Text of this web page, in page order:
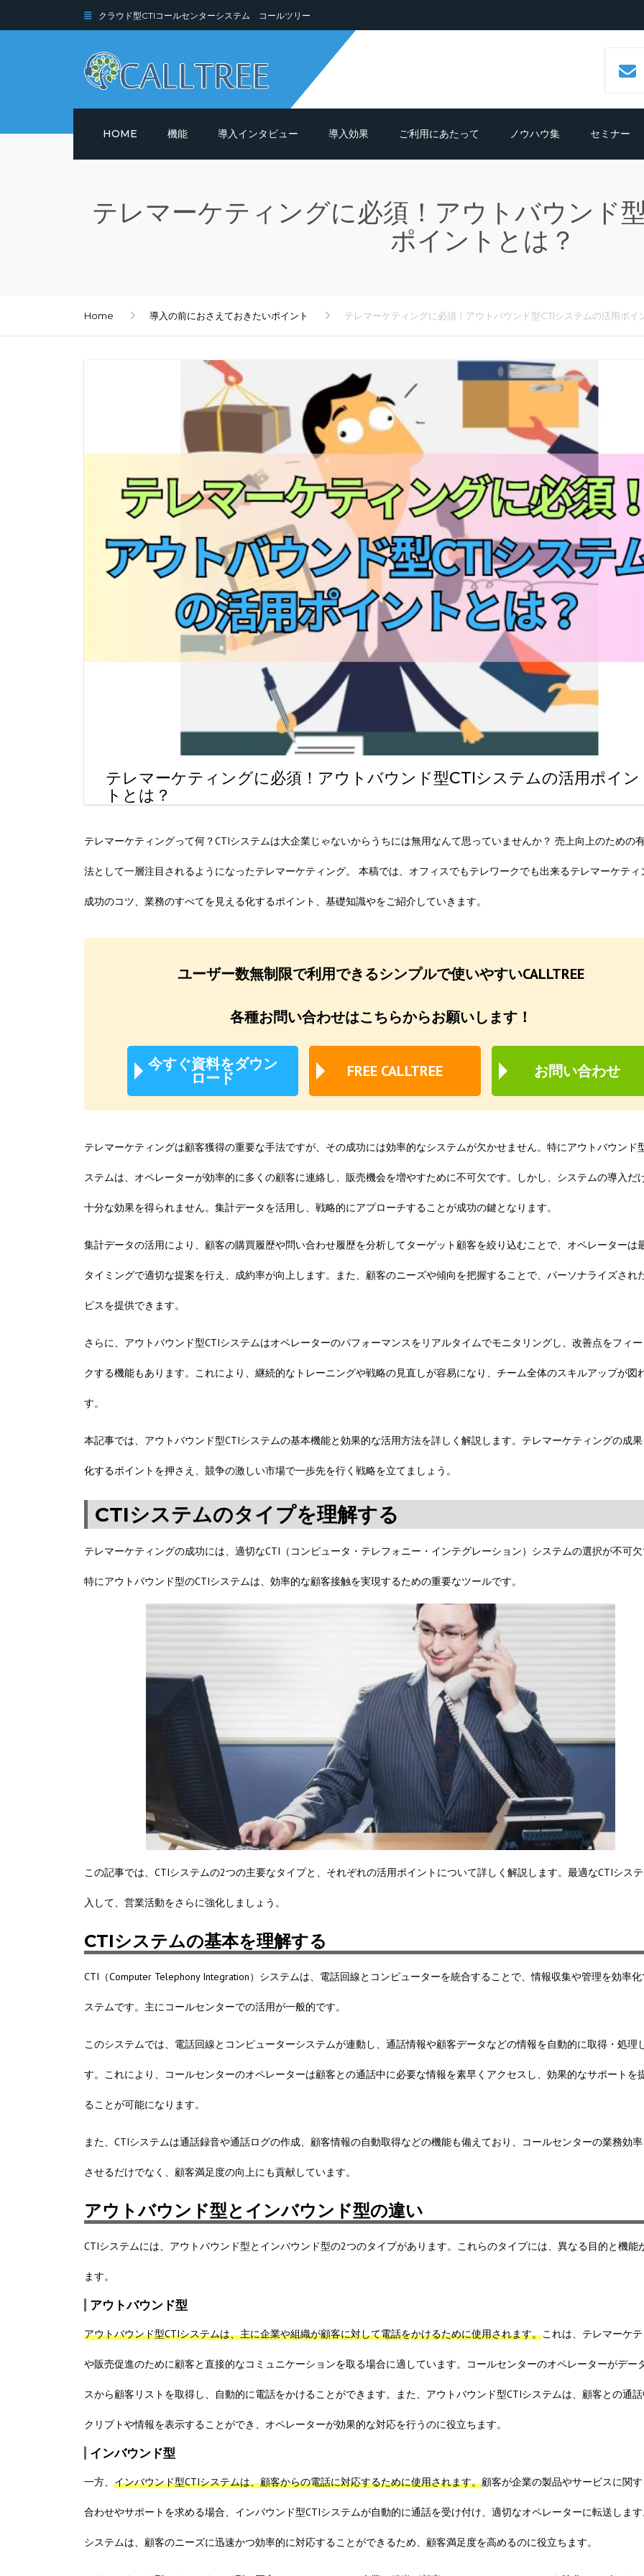
クラウド型CTIコールセンターシステム コールツリー
HOME 機能
セキュリティ
導入インタビュー 導入効果
導入効果シュミレーション
導入の前におさえておきたいポイン
ご利用にあたって
ご利用までの流れ
よくある質問
ノウハウ集
CTIシステムとは？導入メリット
紹介
細
メリットとデメリット
コールセンターの言葉遣いを総ざ
コールセンターのモニタリング機
を徹底解説！評価基準や成功する
法とは？
コールセンター業務の効率化の方
インサイドセールスツールのおす
め6種！
セミナー
テレマーケティングに必須！アウトバウンド
ポイントとは？
Home 導入の前におさえておきたいポイント テレマーケティングに必須！アウトバウンド型CTIシステムの活用ポイ
テレマーケティングに必須！アウトバウンド型CTIシステムの活用ポイン
トとは？
テレマーケティングって何？CTIシステムは大企業じゃないからうちには無用なんて思っていませんか？ 売上向上のための
法として一層注目されるようになったテレマーケティング。 本稿では、オフィスでもテレワークでも出来るテレマーケティ
成功のコツ、業務のすべてを見える化するポイント、基礎知識やをご紹介していきます。
ユーザー数無制限で利用できるシンプルで使いやすいCALLTREE
各種お問い合わせはこちらからお願いします！
今すぐ資料をダウン
ロード FREE CALLTREE お問い合わせ
テレマーケティングは顧客獲得の重要な手法ですが、その成功には効率的なシステムが欠かせません。特にアウトバウンド
ステムは、オペレーターが効率的に多くの顧客に連絡し、販売機会を増やすために不可欠です。しかし、システムの導入だ
十分な効果を得られません。集計データを活用し、戦略的にアプローチすることが成功の鍵となります。
集計データの活用により、顧客の購買履歴や問い合わせ履歴を分析してターゲット顧客を絞り込むことで、オペレーターは
タイミングで適切な提案を行え、成約率が向上します。また、顧客のニーズや傾向を把握することで、パーソナライズされ
ビスを提供できます。
さらに、アウトバウンド型CTIシステムはオペレーターのパフォーマンスをリアルタイムでモニタリングし、改善点をフィ
クする機能もあります。これにより、継続的なトレーニングや戦略の見直しが容易になり、チーム全体のスキルアップが図
す。
本記事では、アウトバウンド型CTIシステムの基本機能と効果的な活用方法を詳しく解説します。テレマーケティングの成
化するポイントを押さえ、競争の激しい市場で一歩先を行く戦略を立てましょう。
CTIシステムのタイプを理解する
テレマーケティングの成功には、適切なCTI（コンピュータ・テレフォニー・インテグレーション）システムの選択が不可
特にアウトバウンド型のCTIシステムは、効率的な顧客接触を実現するための重要なツールです。
この記事では、CTIシステムの2つの主要なタイプと、それぞれの活用ポイントについて詳しく解説します。最適なCTIシス
入して、営業活動をさらに強化しましょう。
CTIシステムの基本を理解する
CTI（Computer Telephony Integration）システムは、電話回線とコンピューターを統合することで、情報収集や管理を効率
ステムです。主にコールセンターでの活用が一般的です。
このシステムでは、電話回線とコンピューターシステムが連動し、通話情報や顧客データなどの情報を自動的に取得・処理
す。これにより、コールセンターのオペレーターは顧客との通話中に必要な情報を素早くアクセスし、効果的なサポートを
ることが可能になります。
また、CTIシステムは通話録音や通話ログの作成、顧客情報の自動取得などの機能も備えており、コールセンターの業務効
させるだけでなく、顧客満足度の向上にも貢献しています。
アウトバウンド型とインバウンド型の違い
CTIシステムには、アウトバウンド型とインバウンド型の2つのタイプがあります。これらのタイプには、異なる目的と機能
ます。
アウトバウンド型
アウトバウンド型CTIシステムは、主に企業や組織が顧客に対して電話をかけるために使用されます。これは、テレマーケ
や販売促進のために顧客と直接的なコミュニケーションを取る場合に適しています。コールセンターのオペレーターがデー
スから顧客リストを取得し、自動的に電話をかけることができます。また、アウトバウンド型CTIシステムは、顧客との通
クリプトや情報を表示することができ、オペレーターが効果的な対応を行うのに役立ちます。
インバウンド型
一方、 インバウンド型CTIシステムは、顧客からの電話に対応するために使用されます。顧客が企業の製品やサービスに関
合わせやサポートを求める場合、インバウンド型CTIシステムが自動的に通話を受け付け、適切なオペレーターに転送しま
システムは、顧客のニーズに迅速かつ効率的に対応することができるため、顧客満足度を高めるのに役立ちます。